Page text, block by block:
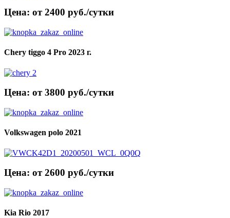
Цена: от 2400 руб./сутки
Chery tiggo 4 Pro 2023 г.
Цена: от 3800 руб./сутки
Volkswagen polo 2021
Цена: от 2600 руб./сутки
Kia Rio 2017